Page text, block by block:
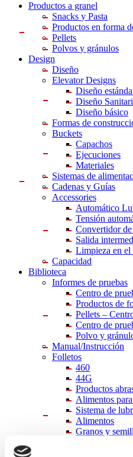
Productos a granel
Snacks y Pasta
Productos en forma
Pellets
Polvos y gránulos
Design
Diseño
Elevator Designs
Diseño
Diseño
Diseño básico
Formas de
Buckets
Capachos
Ejecuciones
Materiales
Sistemas de
Cadenas y Guías
Accessories
Automático
Tensión
Convertidor
Salida
Limpieza en el
Capacidad
Biblioteca
Informes de pruebas
Centro de
Productos de
Pellets –
Centro de
Polvo y
Manual/Instrucción
Folletos
460
44G
Productos
Alimentos
Sistema de
Alimentos
Granos y